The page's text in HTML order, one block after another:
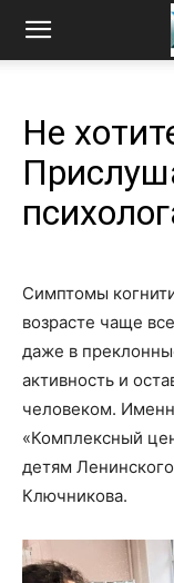
Не
Симптомы
возрасте чаще
даже в
активность и
человеком.
«Комплексный
детям
Ключникова.